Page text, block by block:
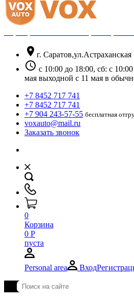
location_on г. Саратов,ул.Астраханская
schedule с 10:00 до 18:00, сб: с
мая выходной с 11 мая в
+7 8452 717 741
+7 8452 717 741
+7 904 243-57-55 бесплатная
voxauto@mail.ru
Заказать звонок
0
Корзина
0 Р
пуста
Personal area Вход